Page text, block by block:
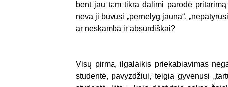
bent jau tam tikra dalimi parodė
neva ji buvusi „pernelyg jauna“,
ar neskamba ir absurdiškai?
Visų pirma, ilgalaikis priekabiavimas
studentė, pavyzdžiui, teigia gyvenusi